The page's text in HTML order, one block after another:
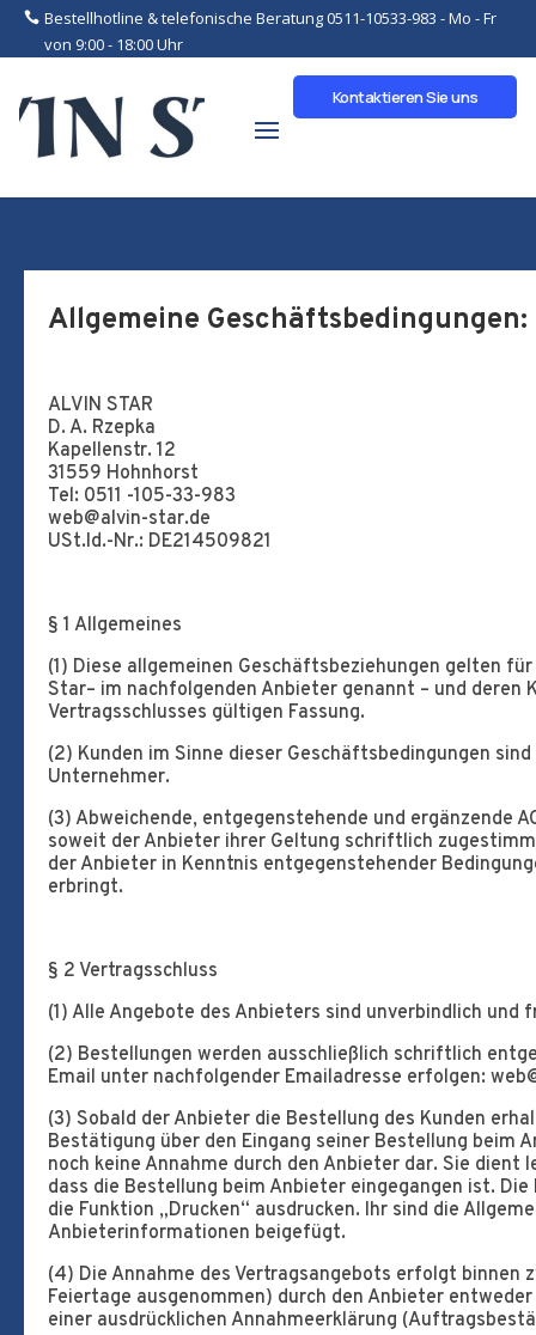
Bestellhotline & telefonische Beratung 0511-10533-983 - Mo - Fr
von 9:00 - 18:00 Uhr
Kontaktieren Sie uns
Allgemeine Geschäftsbedingungen:
ALVIN STAR
D. A. Rzepka
Kapellenstr. 12
31559 Hohnhorst
Tel: 0511 -105-33-983
web@alvin-star.de
USt.Id.-Nr.: DE214509821
§ 1 Allgemeines
(1) Diese allgemeinen Geschäftsbeziehungen gelten
Star– im nachfolgenden Anbieter genannt – und deren
Vertragsschlusses gültigen Fassung.
(2) Kunden im Sinne dieser Geschäftsbedingungen
Unternehmer.
(3) Abweichende, entgegenstehende und ergänzende
soweit der Anbieter ihrer Geltung schriftlich
der Anbieter in Kenntnis entgegenstehender
erbringt.
§ 2 Vertragsschluss
(1) Alle Angebote des Anbieters sind unverbindlich und
(2) Bestellungen werden ausschließlich schriftlich
Email unter nachfolgender Emailadresse erfolgen:
(3) Sobald der Anbieter die Bestellung des Kunden
Bestätigung über den Eingang seiner Bestellung beim
noch keine Annahme durch den Anbieter dar. Sie dient
dass die Bestellung beim Anbieter eingegangen ist.
die Funktion „Drucken“ ausdrucken. Ihr sind die
Anbieterinformationen beigefügt.
(4) Die Annahme des Vertragsangebots erfolgt binnen
Feiertage ausgenommen) durch den Anbieter
einer ausdrücklichen Annahmeerklärung